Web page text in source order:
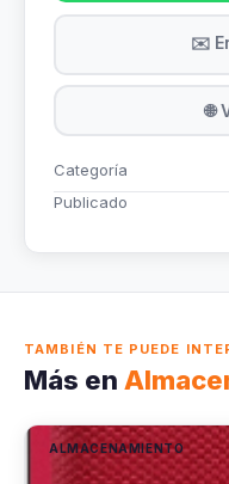
✉️
🌐
Categoría
Publicado
TAMBIÉN TE PUEDE
Más en
ALMACENAMIENTO